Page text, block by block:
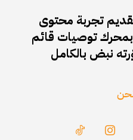
تجربة محتوى
توصيات قائم
نبض بالكامل